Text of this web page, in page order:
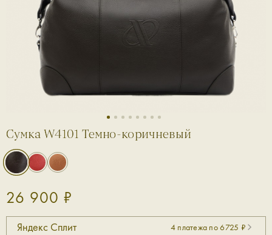
1 2 3 4 5 6 7 8
Сумка W4101 Темно-коричневый
26 900 ₽
Яндекс Сплит 4 платежа по 6725 ₽